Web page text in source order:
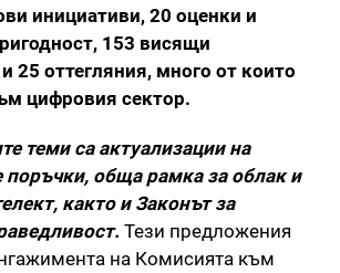
инициативи, 20 оценки и
153 висящи
25 оттегляния, много от които
цифровия сектор.
теми са актуализации на
поръчки, обща рамка за облак и
както и Законът за
Тези предложения
на Комисията към